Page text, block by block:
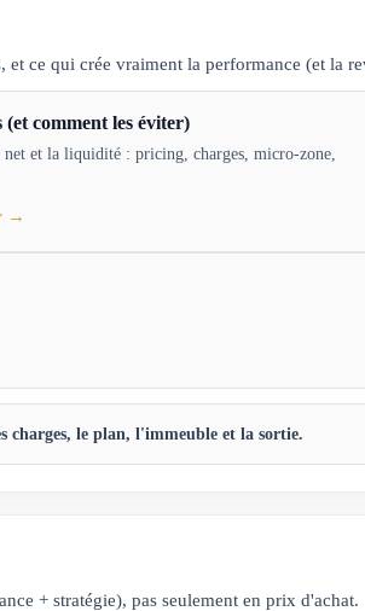
ce qui crée vraiment la performance (et la
(et comment les éviter)
et la liquidité : pricing, charges, micro-zone,
→
le plan, l'immeuble et la sortie.
+ stratégie), pas seulement en prix d'achat.